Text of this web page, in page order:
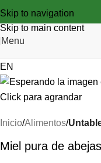
Skip to navigation
Skip to main content
Menu
EN
Click para agrandar
Inicio Alimentos
Miel pura de abejas